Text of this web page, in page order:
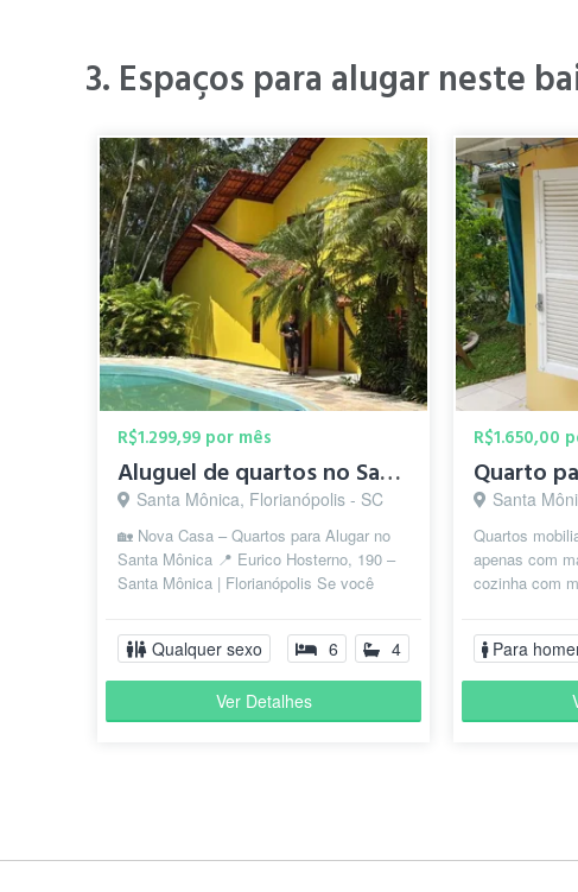
3. Espaços para alugar neste
R$1.299,99 por mês
Aluguel de quartos no Santa Mônica
Santa Mônica, Florianópolis - SC
🏡 Nova Casa – Quartos para Alugar no
Santa Mônica 📍 Eurico Hosterno, 190 –
Santa Mônica | Florianópolis Se você
Qualquer sexo 6 4
Ver Detalhes
R$1.650,00
Quarto
Santa
Quartos
apenas com
cozinha com
semana(pago á
Para